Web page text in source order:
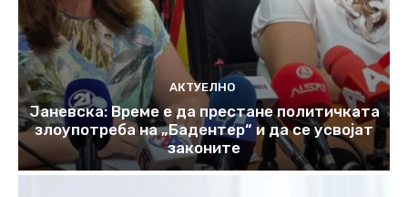
АКТУЕЛНО
Јаневска: Време е да престане политичката
злоупотреба на „Бадентер“ и да се усвојат
законите